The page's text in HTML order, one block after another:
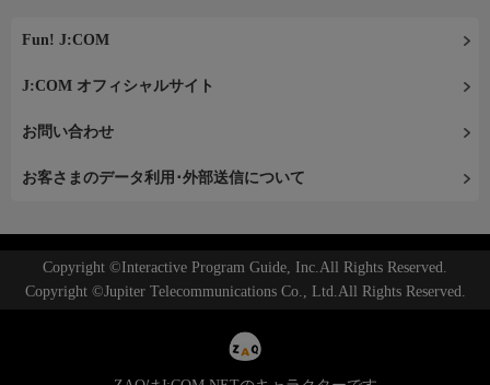
Fun! J:COM
J:COM オフィシャルサイト
お問い合わせ
お客さまのデータ利用･外部送信について
Copyright ©Interactive Program Guide, Inc.All Rights Reserved.
Copyright ©Jupiter Telecommunications Co., Ltd.All Rights Reserved.